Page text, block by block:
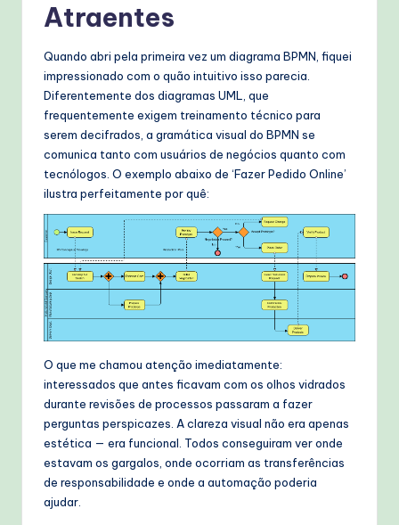
d
Atraentes
Quando abri pela primeira vez um diagrama BPMN, fiquei
impressionado com o quão intuitivo isso parecia.
Diferentemente dos diagramas UML, que
frequentemente exigem treinamento técnico para
serem decifrados, a gramática visual do BPMN se
comunica tanto com usuários de negócios quanto com
tecnólogos. O exemplo abaixo de ‘Fazer Pedido Online’
ilustra perfeitamente por quê:
O que me chamou atenção imediatamente:
interessados que antes ficavam com os olhos vidrados
durante revisões de processos passaram a fazer
perguntas perspicazes. A clareza visual não era apenas
estética — era funcional. Todos conseguiram ver onde
estavam os gargalos, onde ocorriam as transferências
de responsabilidade e onde a automação poderia
ajudar.